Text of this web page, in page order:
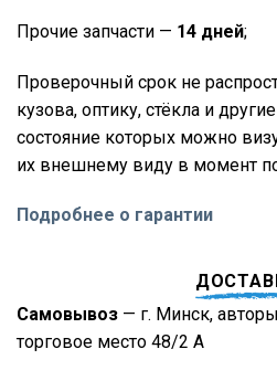
Прочие запчасти — 14 дней;
Проверочный срок не
кузова, оптику, стёкла и
состояние которых можно
их внешнему виду в момент
Подробнее о гарантии
Самовывоз — г. Минск,
торговое место 48/2 А